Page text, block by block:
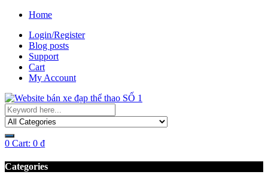
Home
Login/Register
Blog posts
Support
Cart
My Account
0 Cart: 0 ₫
Categories